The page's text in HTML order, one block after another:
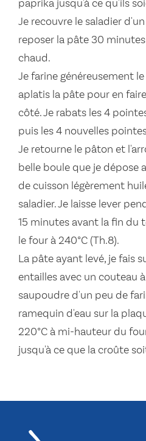
paprika jusqu'à ce qu'ils
Je recouvre le saladier
reposer la pâte 30
chaud.
Je farine généreusement
aplatis la pâte pour en
côté. Je rabats les 4
puis les 4 nouvelles
Je retourne le pâton et
belle boule que je dépose
de cuisson légèrement
saladier. Je laisse lever
15 minutes avant la fin du
le four à 240°C (Th.8).
La pâte ayant levé, je fais
entailles avec un couteau
saupoudre d'un peu de
ramequin d'eau sur la
220°C à mi-hauteur du
jusqu'à ce que la croûte